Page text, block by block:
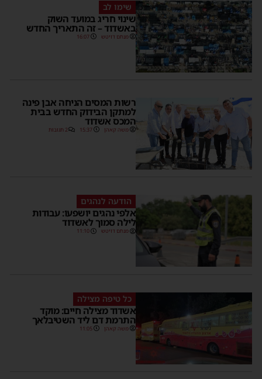
שימו לב
שינוי חריג במועד השוק
באשדוד – זה התאריך החדש
מנחם דויטש 16:07
רשות המסים הניחה אבן פינה
למתקן הבידוק החדש בבית
המכס אשדוד
משה קאהן 15:37 2 תגובות
הודעה לנהגים
אלפי נהגים יושפעו: עבודות
לילה סמוך לאשדוד
מנחם דויטש 11:10
כל טיפה מצילה
אשדוד מצילה חיים: מוקד
התרמת דם ליד השטיבלאך
משה קאהן 11:05